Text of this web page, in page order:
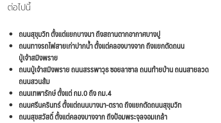
ต่อไปนี้
ถนนสุขุมวิท ตั้งแต่แยกบางนาถึงสถานตากอากาศบางปู
ถนนทางรถไฟสายเก่าปากน้ำ ตั้งแต่คลองบางจาก ถึงแยกตัดถนน
ปู่เจ้าสมิงพราย
ถนนปู่เจ้าสมิงพราย ถนนสรรพาวุธ ซอยลาซาล ถนนท้ายบ้าน ถนนสายลวด
ถนนสวนส้ม
ถนนเทพารักษ์ ตั้งแต่ กม.0 ถึง กม.4
ถนนศรีนครินทร์ ตั้งแต่ถนนบางนา-ตราด ถึงแยกตัดถนนสุขุมวิท
ถนนสุขสวัสดิ์ ตั้งแต่คลองบางจากถึงป้อมพระจุลจอมเกล้า